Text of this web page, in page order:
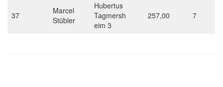
37
Marcel
Stübler
Hubertus
Tagmersh
eim 3
257,00 7